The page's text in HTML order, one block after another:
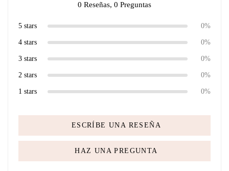
0 Reseñas, 0 Preguntas
5 stars 0%
4 stars 0%
3 stars 0%
2 stars 0%
1 stars 0%
ESCRÍBE UNA RESEÑA
HAZ UNA PREGUNTA